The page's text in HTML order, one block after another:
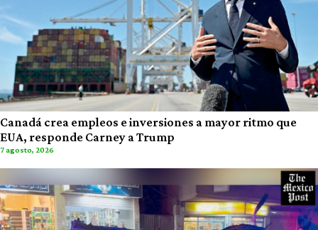
Canadá crea empleos e inversiones a mayor ritmo que
EUA, responde Carney a Trump
7 agosto, 2026